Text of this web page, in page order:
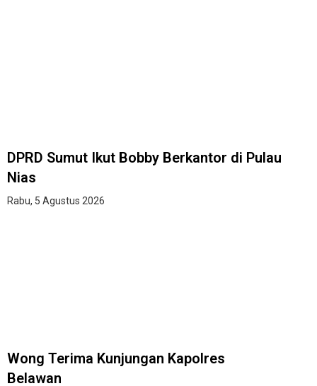
DPRD Sumut Ikut Bobby Berkantor di Pulau
Nias
Rabu, 5 Agustus 2026
Wong Terima Kunjungan Kapolres
Belawan